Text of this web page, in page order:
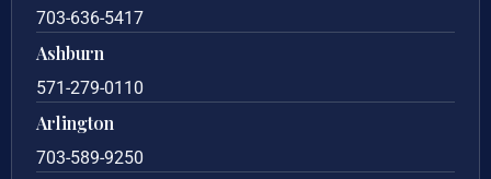
703-636-5417
Ashburn
571-279-0110
Arlington
703-589-9250